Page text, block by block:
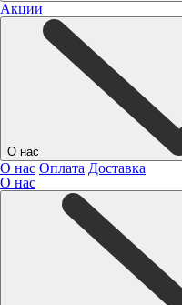
Акции
О нас
О нас Оплата Доставка
О нас